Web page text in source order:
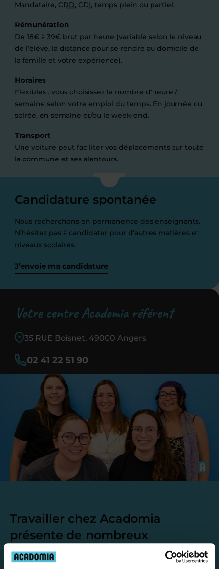
Mandataire, CDD, CDI, temps plein ou partiel.
Rémunération
De 18€ à 39€ brut par heure (variable selon le niveau
de l’élève, la distance pour se rendre au domicile de
la famille et votre expérience).
Horaires
Flexibles : vous choisissez le nombre d'heure /
semaine selon votre emploi du temps. En journée ou
soirée, en semaine et/ou le week-end.
Transport
Une voiture peut faciliter vos déplacements sur toute
la commune et ses alentours.
Candidature spontanée
Nous recherchons en permanence des enseignants.
N’hésitez pas à candidater pour d’autres matières et
niveaux scolaires.
J’envoie ma candidature
Votre centre Acadomia référent
35 RUE Boisnet, 49000 Angers
02 41 22 51 90
Travailler chez Acadomia
présente de nombreux
avantages